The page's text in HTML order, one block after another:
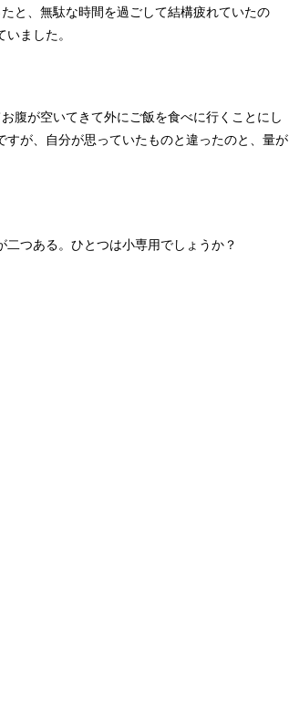
と、無駄な時間を過ごして結構疲れていたの
ました。
腹が空いてきて外にご飯を食べに行くことにし
が、自分が思っていたものと違ったのと、量が
つある。ひとつは小専用でしょうか？